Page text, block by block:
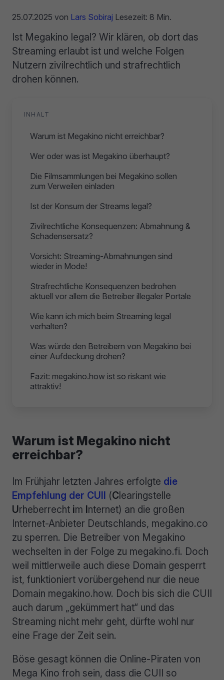
25.07.2025 von Lars Sobiraj Lesezeit: 8 Min.
Ist Megakino legal? Wir klären, ob dort das
Streaming erlaubt ist und welche Folgen
Nutzern zivilrechtlich und strafrechtlich
drohen können.
INHALT
Warum ist Megakino nicht erreichbar?
Wer oder was ist Megakino überhaupt?
Die Filmsammlungen bei Megakino sollen
zum Verweilen einladen
Ist der Konsum der Streams legal?
Zivilrechtliche Konsequenzen: Abmahnung &
Schadensersatz?
Vorsicht: Streaming-Abmahnungen sind
wieder in Mode!
Strafrechtliche Konsequenzen bedrohen
aktuell vor allem die Betreiber illegaler Portale
Wie kann ich mich beim Streaming legal
verhalten?
Was würde den Betreibern von Megakino bei
einer Aufdeckung drohen?
Fazit: megakino.how ist so riskant wie
attraktiv!
Warum ist Megakino nicht
erreichbar?
Im Frühjahr letzten Jahres erfolgte die
Empfehlung der CUII (Clearingstelle
Urheberrecht im Internet) an die großen
Internet-Anbieter Deutschlands, megakino.co
zu sperren. Die Betreiber von Megakino
wechselten in der Folge zu megakino.fi. Doch
weil mittlerweile auch diese Domain gesperrt
ist, funktioniert vorübergehend nur die neue
Domain megakino.how. Doch bis sich die CUII
auch darum „gekümmert hat“ und das
Streaming nicht mehr geht, dürfte wohl nur
eine Frage der Zeit sein.
Böse gesagt können die Online-Piraten von
Mega Kino froh sein, dass die CUII so